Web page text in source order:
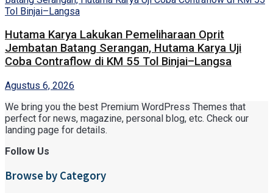
Hutama Karya Lakukan Pemeliharaan Oprit
Jembatan Batang Serangan, Hutama Karya Uji
Coba Contraflow di KM 55 Tol Binjai–Langsa
Agustus 6, 2026
We bring you the best Premium WordPress Themes that
perfect for news, magazine, personal blog, etc. Check our
landing page for details.
Follow Us
Browse by Category